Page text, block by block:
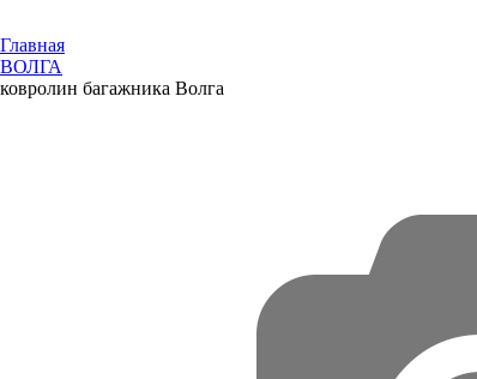
Главная
ВОЛГА
ковролин багажника Волга